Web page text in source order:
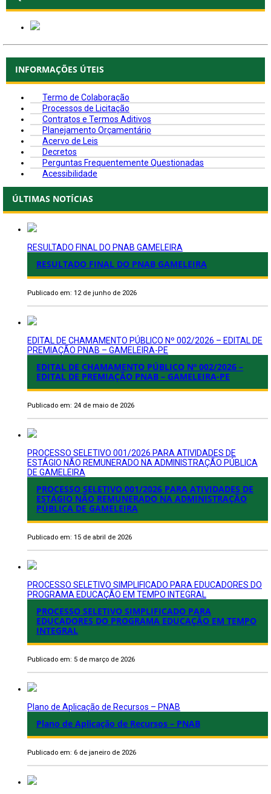
INFORMAÇÕES ÚTEIS
Termo de Colaboração
Processos de Licitação
Contratos e Termos Aditivos
Planejamento Orçamentário
Acervo de Leis
Decretos
Perguntas Frequentemente Questionadas
Acessibilidade
ÚLTIMAS NOTÍCIAS
RESULTADO FINAL DO PNAB GAMELEIRA
RESULTADO FINAL DO PNAB GAMELEIRA
Publicado em: 12 de junho de 2026
EDITAL DE CHAMAMENTO PÚBLICO Nº 002/2026 – EDITAL DE
PREMIAÇÃO PNAB – GAMELEIRA-PE
EDITAL DE CHAMAMENTO PÚBLICO Nº 002/2026 –
EDITAL DE PREMIAÇÃO PNAB – GAMELEIRA-PE
Publicado em: 24 de maio de 2026
PROCESSO SELETIVO 001/2026 PARA ATIVIDADES DE
ESTÁGIO NÃO REMUNERADO NA ADMINISTRAÇÃO PÚBLICA
DE GAMELEIRA
PROCESSO SELETIVO 001/2026 PARA ATIVIDADES DE
ESTÁGIO NÃO REMUNERADO NA ADMINISTRAÇÃO
PÚBLICA DE GAMELEIRA
Publicado em: 15 de abril de 2026
PROCESSO SELETIVO SIMPLIFICADO PARA EDUCADORES DO
PROGRAMA EDUCAÇÃO EM TEMPO INTEGRAL
PROCESSO SELETIVO SIMPLIFICADO PARA
EDUCADORES DO PROGRAMA EDUCAÇÃO EM TEMPO
INTEGRAL
Publicado em: 5 de março de 2026
Plano de Aplicação de Recursos – PNAB
Plano de Aplicação de Recursos – PNAB
Publicado em: 6 de janeiro de 2026